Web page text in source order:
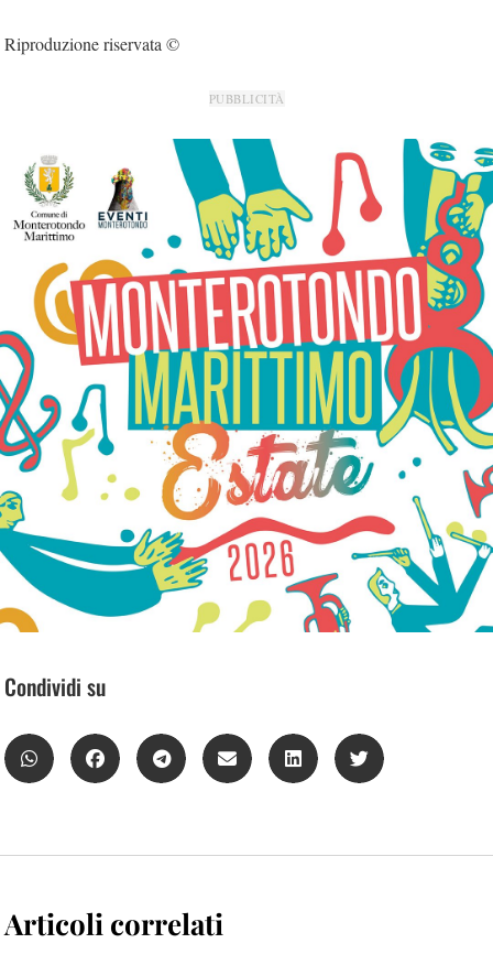
Riproduzione riservata ©
PUBBLICITÀ
Condividi su
Articoli correlati